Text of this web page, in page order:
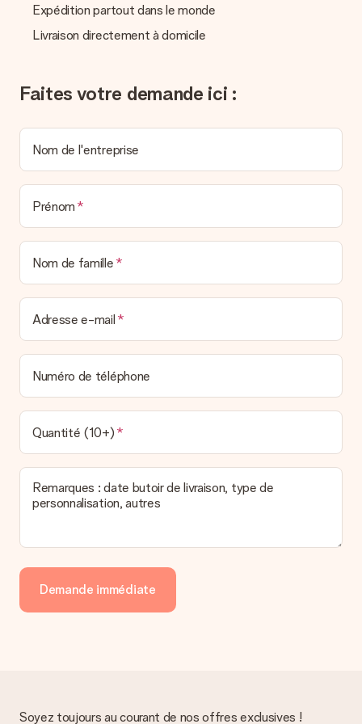
pouvez de même retrouver votre facture dans votre espace
personnel MySurprise. Vous pouvez ainsi être tranquille et
envoyer directement le cadeau à l’heureux destinataire, pour
Expédition partout dans le monde
Livraison directement à domicile
Faites votre demande ici :
Nom de l'entreprise
Prénom
Nom de famille
Adresse e-mail
Numéro de téléphone
Quantité (10+)
Remarques : date butoir de livraison, type de
personnalisation, autres
Demande immédiate
Soyez toujours au courant de nos offres exclusives !